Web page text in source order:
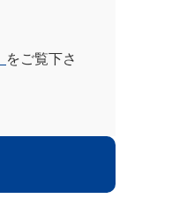
をご覧下さ